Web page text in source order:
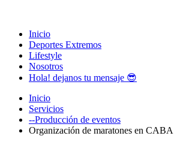
Inicio
Deportes Extremos
Lifestyle
Nosotros
Hola! dejanos tu mensaje 😎
Inicio
Servicios
--Producción de eventos
Organización de maratones en CABA